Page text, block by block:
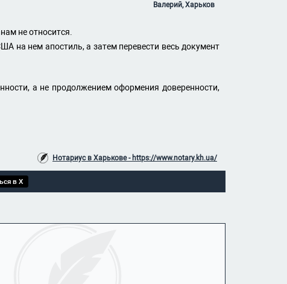
Валерий, Харьков
не относится.
на нем апостиль, а затем перевести весь документ
а не продолжением оформения доверенности,
Нотариус в Харькове - https://www.notary.kh.ua/
в X